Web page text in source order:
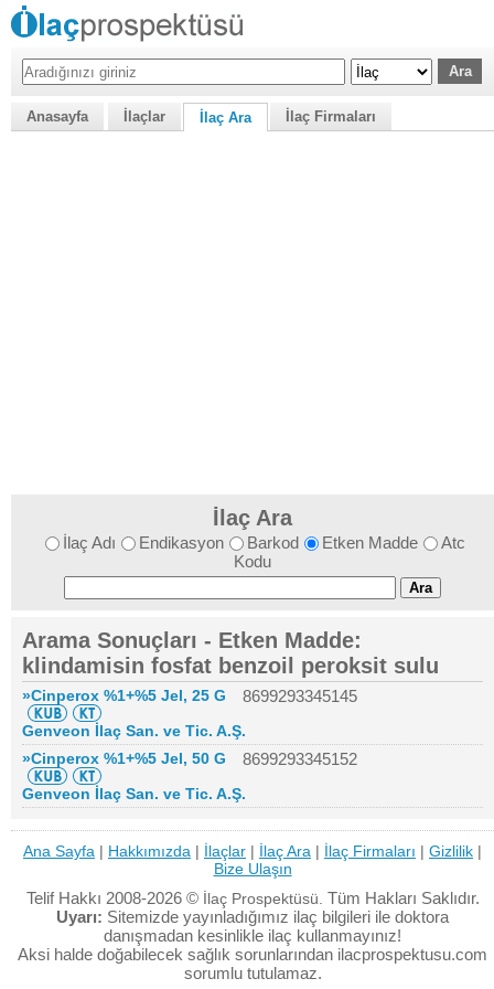
Anasayfa İlaçlar İlaç Ara İlaç Firmaları
İlaç Ara
İlaç Adı Endikasyon Barkod Etken Madde
Atc
Kodu
Arama Sonuçları - Etken Madde:
klindamisin fosfat benzoil peroksit sulu
»Cinperox %1+%5 Jel, 25 G 8699293345145
Genveon İlaç San. ve Tic. A.Ş.
»Cinperox %1+%5 Jel, 50 G
8699293345152
Genveon İlaç San. ve Tic. A.Ş.
Ana Sayfa | Hakkımızda | İlaçlar | İlaç Ara | İlaç Firmaları | Gizlilik |
Bize Ulaşın
Telif Hakkı 2008-2026 © İlaç Prospektüsü. Tüm Hakları Saklıdır.
Uyarı: Sitemizde yayınladığımız ilaç bilgileri ile doktora
danışmadan kesinlikle ilaç kullanmayınız!
Aksi halde doğabilecek sağlık sorunlarından ilacprospektusu.com
sorumlu tutulamaz.